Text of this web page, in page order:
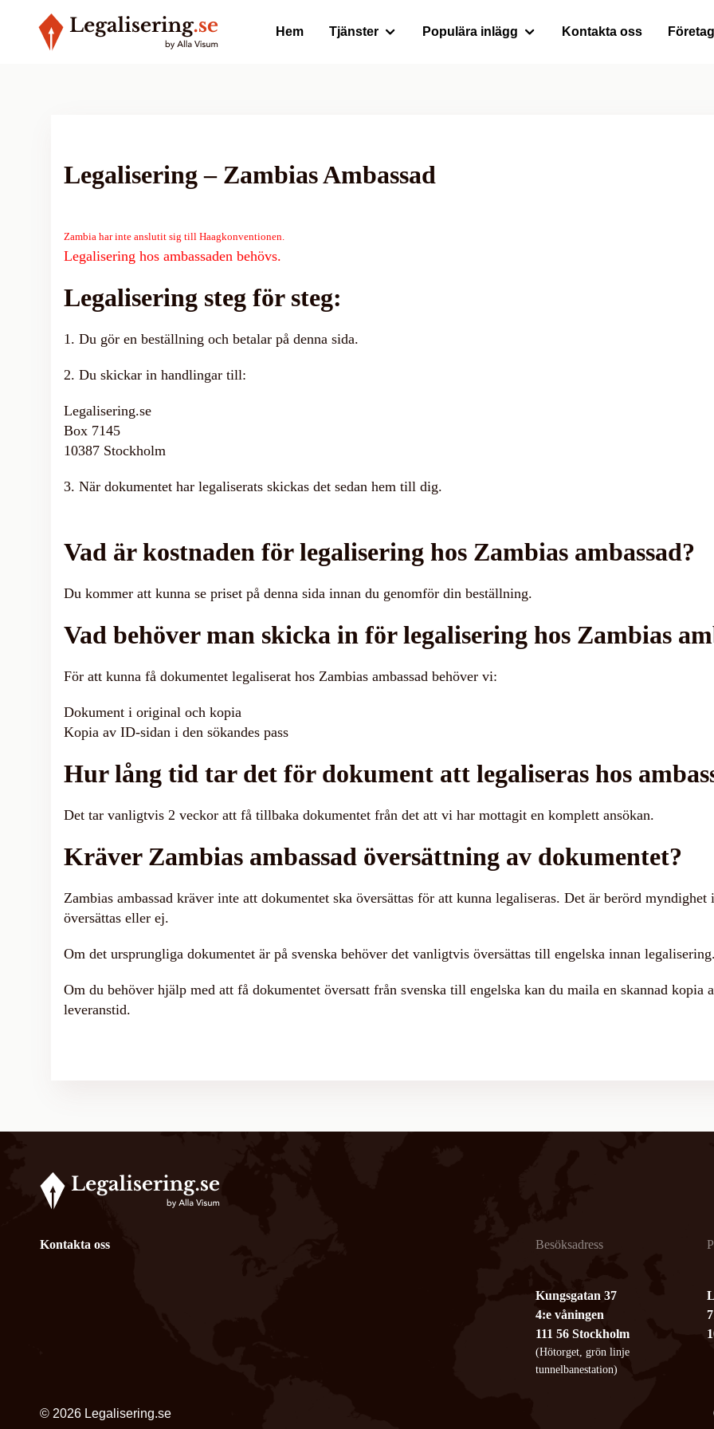
Hem Tjänster Populära inlägg Kontakta oss
Legalisering – Zambias Ambassad
Zambia har inte anslutit sig till Haagkonventionen.
Legalisering hos ambassaden behövs.
Legalisering steg för steg:
1. Du gör en beställning och betalar på denna sida.
2. Du skickar in handlingar till:
Legalisering.se
Box 7145
10387 Stockholm
3. När dokumentet har legaliserats skickas det sedan hem till dig.
Vad är kostnaden för legalisering hos Zambias ambassad?
Du kommer att kunna se priset på denna sida innan du genomför din beställning.
Vad behöver man skicka in för legalisering hos Zambias
För att kunna få dokumentet legaliserat hos Zambias ambassad behöver vi:
Dokument i original och kopia
Kopia av ID-sidan i den sökandes pass
Hur lång tid tar det för dokument att legaliseras hos
Det tar vanligtvis 2 veckor att få tillbaka dokumentet från det att vi har mottagit en komplett ansökan.
Kräver Zambias ambassad översättning av dokumentet?
Zambias ambassad kräver inte att dokumentet ska översättas för att kunna legaliseras. Det är berörd
översättas eller ej.
Om det ursprungliga dokumentet är på svenska behöver det vanligtvis översättas till engelska innan legalisering.
Om du behöver hjälp med att få dokumentet översatt från svenska till engelska kan du maila en skannad
leveranstid.
Kontakta oss Besöksadress
Kungsgatan 37
4:e våningen
111 56 Stockholm
(Hötorget, grön linje
tunnelbanestation)
© 2026 Legalisering.se